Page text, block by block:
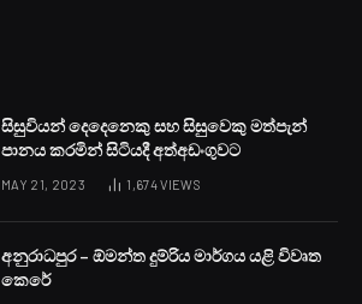
සිසුවියන් දෙදෙනෙකු සහ සිසුවෙකු මත්පැන්
පානය කරමින් සිටියදී අත්අඩංගුවට
MAY 21, 2023 1,674VIEWS
අනුරාධපුර – ඕමන්ත දුම්රිය මාර්ගය යළි විවෘත
කෙරේ